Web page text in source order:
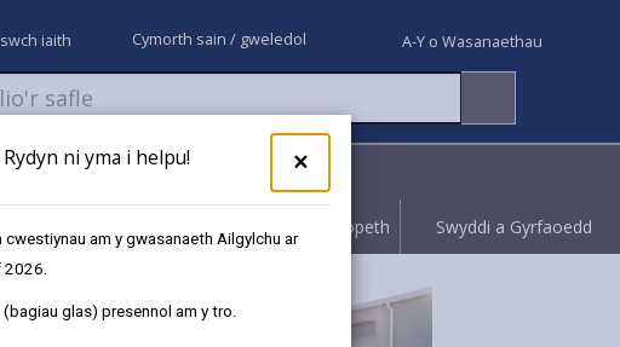
×
ni yma i helpu!
am y gwasanaeth Ailgylchu ar
2026.
glas) presennol am y tro.
iaith Cymorth sain / gweledol A-Y o Wasanaethau
cais Rhoi gwybod Hawliwch bopeth Swyddi a Gyrfaoedd